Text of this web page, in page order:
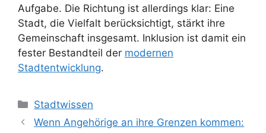
Aufgabe. Die Richtung ist allerdings klar: Eine
Stadt, die Vielfalt berücksichtigt, stärkt ihre
Gemeinschaft insgesamt. Inklusion ist damit ein
fester Bestandteil der modernen
Stadtentwicklung.
Kategorien
Stadtwissen
Wenn Angehörige an ihre Grenzen kommen: